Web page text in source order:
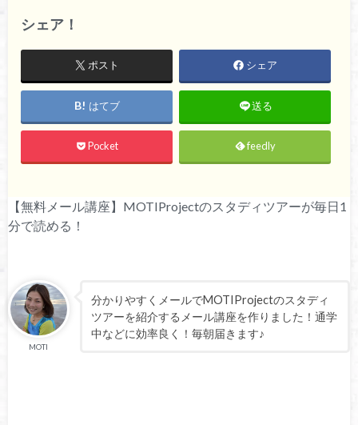
シェア！
ポスト シェア
はてブ 送る
Pocket feedly
【無料メール講座】MOTIProjectのスタディツアーが毎日1
分で読める！
MOTI
分かりやすくメールでMOTIProjectのスタディ
ツアーを紹介するメール講座を作りました！通学
中などに効率良く！毎朝届きます♪